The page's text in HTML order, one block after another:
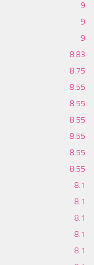
9
9
9
8.83
8.75
8.55
8.55
8.55
8.55
8.55
8.55
8.1
8.1
8.1
8.1
8.1